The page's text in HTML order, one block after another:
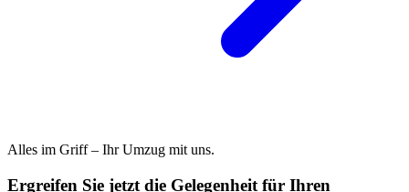
Alles im Griff – Ihr Umzug mit uns.
Ergreifen Sie jetzt die Gelegenheit für Ihren